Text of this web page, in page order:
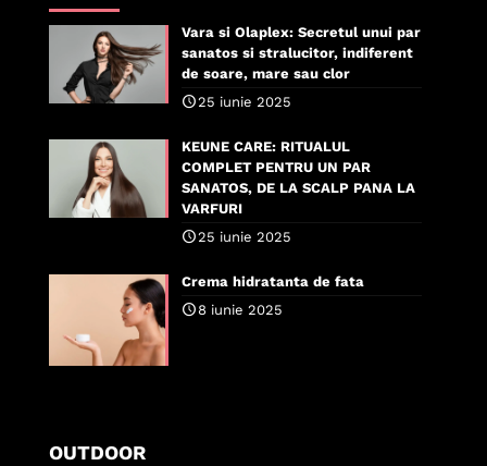
Vara si Olaplex: Secretul unui par
sanatos si stralucitor, indiferent
de soare, mare sau clor
25 iunie 2025
KEUNE CARE: RITUALUL
COMPLET PENTRU UN PAR
SANATOS, DE LA SCALP PANA LA
VARFURI
25 iunie 2025
Crema hidratanta de fata
8 iunie 2025
OUTDOOR